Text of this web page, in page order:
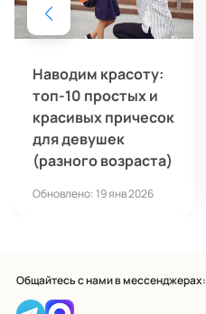
Наводим красоту:
топ-10 простых и
красивых причесок
для девушек
(разного возраста)
Обновлено: 19 янв 2026
Общайтесь с нами в мессенджерах: